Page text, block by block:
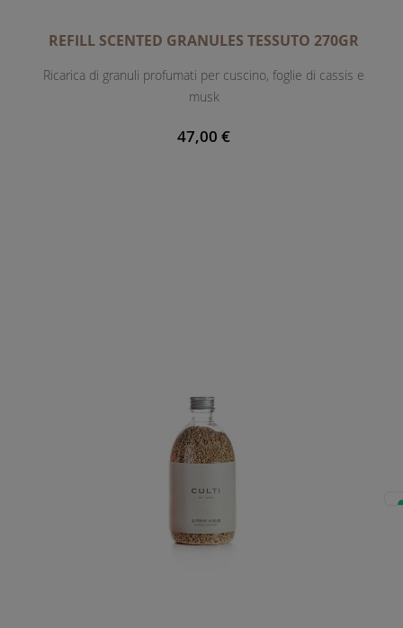
REFILL SCENTED GRANULES TESSUTO 270GR
Ricarica di granuli profumati per cuscino, foglie di cassis e
musk
47,00 €